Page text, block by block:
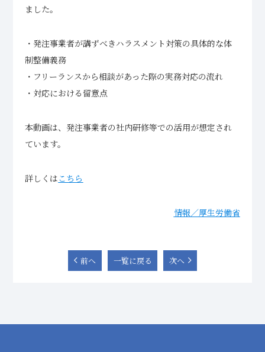
ました。
・発注事業者が講ずべきハラスメント対策の具体的な体
制整備義務
・フリーランスから相談があった際の実務対応の流れ
・対応における留意点
本動画は、発注事業者の社内研修等での活用が想定され
ています。
詳しくは こちら
情報／厚生労働省
前へ 一覧に戻る 次へ